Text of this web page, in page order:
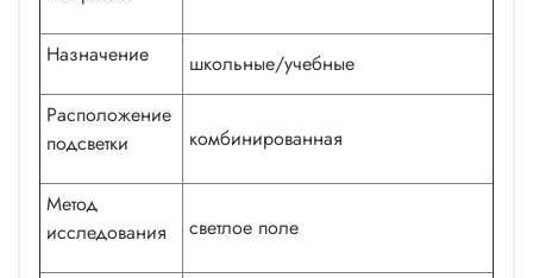
Назначение
школьные/учебные
Расположение
подсветки
комбинированная
Метод
исследования
светлое поле